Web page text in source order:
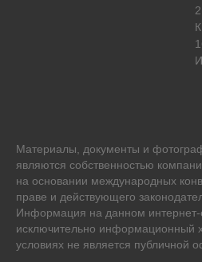
Материалы, документы и
являются собственностью
на основании международных
праве и действующего
Информация на данном интернет-
исключительно информационный
условиях не является публичной